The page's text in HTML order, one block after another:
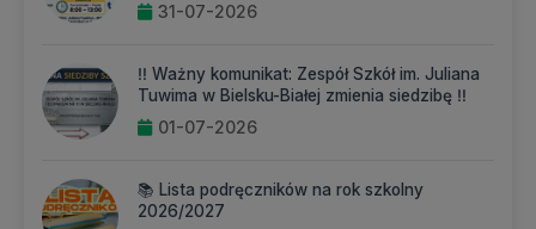
31-07-2026
‼️ Ważny komunikat: Zespół Szkół im. Juliana
Tuwima w Bielsku-Białej zmienia siedzibę ‼️
01-07-2026
📚 Lista podręczników na rok szkolny
2026/2027